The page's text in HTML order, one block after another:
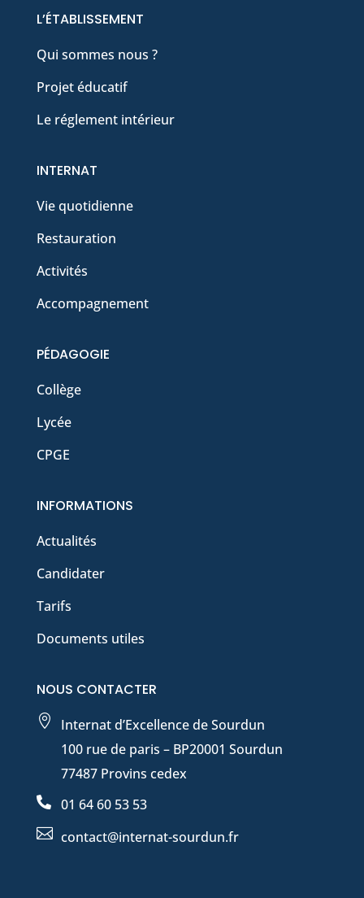
L’ÉTABLISSEMENT
Qui sommes nous ?
Projet éducatif
Le réglement intérieur
INTERNAT
Vie quotidienne
Restauration
Activités
Accompagnement
PÉDAGOGIE
Collège
Lycée
CPGE
INFORMATIONS
Actualités
Candidater
Tarifs
Documents utiles
NOUS CONTACTER

Internat d’Excellence de Sourdun
100 rue de paris – BP20001 Sourdun
77487 Provins cedex
 01 64 60 53 53
 contact@internat-sourdun.fr